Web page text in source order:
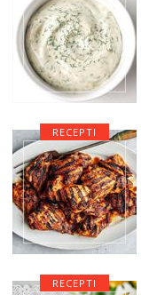
RECEPTI
RECEPTI